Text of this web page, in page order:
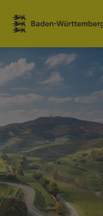
Sauter au
Link zur Startseite